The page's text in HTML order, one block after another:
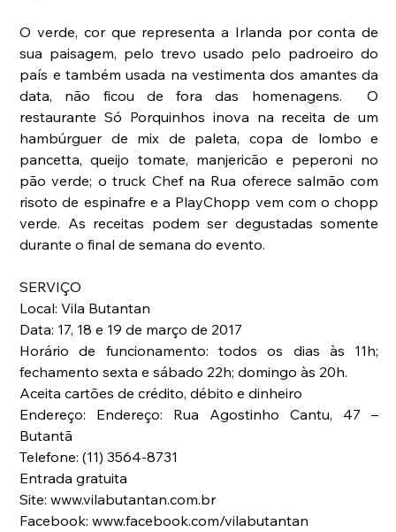
O verde, cor que representa a Irlanda por conta de
sua paisagem, pelo trevo usado pelo padroeiro do
país e também usada na vestimenta dos amantes da
data, não ficou de fora das homenagens.  O
restaurante Só Porquinhos inova na receita de um
hambúrguer de mix de paleta, copa de lombo e
pancetta, queijo tomate, manjericão e peperoni no
pão verde; o truck Chef na Rua oferece salmão com
risoto de espinafre e a PlayChopp vem com o chopp
verde. As receitas podem ser degustadas somente
durante o final de semana do evento.
SERVIÇO
Local: Vila Butantan
Data: 17, 18 e 19 de março de 2017
Horário de funcionamento: todos os dias às 11h;
fechamento sexta e sábado 22h; domingo às 20h.
Aceita cartões de crédito, débito e dinheiro
Endereço: Endereço: Rua Agostinho Cantu, 47 –
Butantã
Telefone: (11) 3564-8731
Entrada gratuita
Site: www.vilabutantan.com.br
Facebook: www.facebook.com/vilabutantan